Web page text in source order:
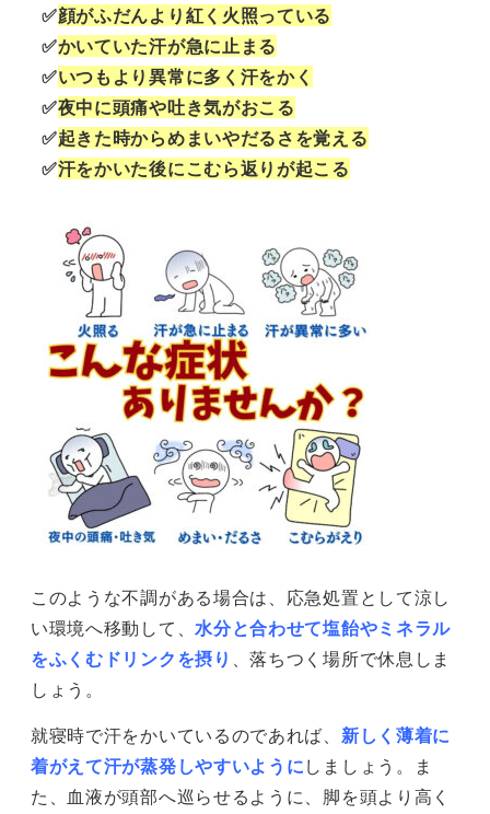
✅顔がふだんより紅く火照っている
✅かいていた汗が急に止まる
✅いつもより異常に多く汗をかく
✅夜中に頭痛や吐き気がおこる
✅起きた時からめまいやだるさを覚える
✅汗をかいた後にこむら返りが起こる
このような不調がある場合は、応急処置として涼し
い環境へ移動して、 水分と合わせて塩飴やミネラル
をふくむドリンクを摂り
、落ちつく場所で休息しま
しょう。
就寝時で汗をかいているのであれば、 新しく薄着に
着がえて汗が蒸発しやすいように しましょう。ま
た、血液が頭部へ巡らせるように、脚を頭より高く